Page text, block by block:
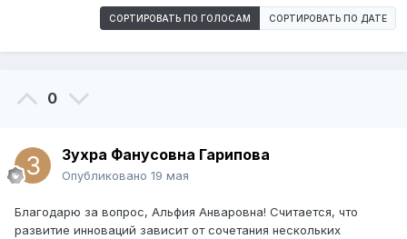
СОРТИРОВАТЬ ПО ГОЛОСАМ СОРТИРОВАТЬ ПО ДАТЕ
0
Зухра Фанусовна Гарипова
Опубликовано 19 мая
Благодарю за вопрос, Альфия Анваровна! Считается, что
развитие инноваций зависит от сочетания нескольких